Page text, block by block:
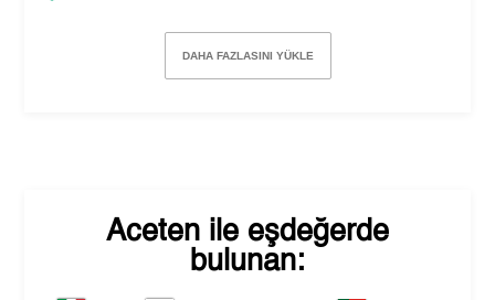
DAHA FAZLASINI YÜKLE
Aceten ile eşdeğerde
bulunan: